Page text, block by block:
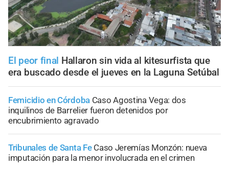
El peor final Hallaron sin vida al kitesurfista que
era buscado desde el jueves en la Laguna Setúbal
Femicidio en Córdoba Caso Agostina Vega: dos
inquilinos de Barrelier fueron detenidos por
encubrimiento agravado
Tribunales de Santa Fe Caso Jeremías Monzón: nueva
imputación para la menor involucrada en el crimen